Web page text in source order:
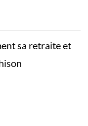
sa retraite et